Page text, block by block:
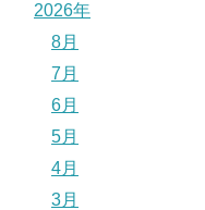
2026年
8月
7月
6月
5月
4月
3月